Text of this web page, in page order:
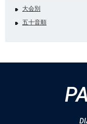
大会別
五十音順